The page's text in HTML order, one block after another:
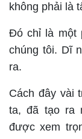
không phải là
Đó chỉ là một
chúng tôi. Dĩ
ra.
Cách đây vài
ta, đã tạo ra
được xem